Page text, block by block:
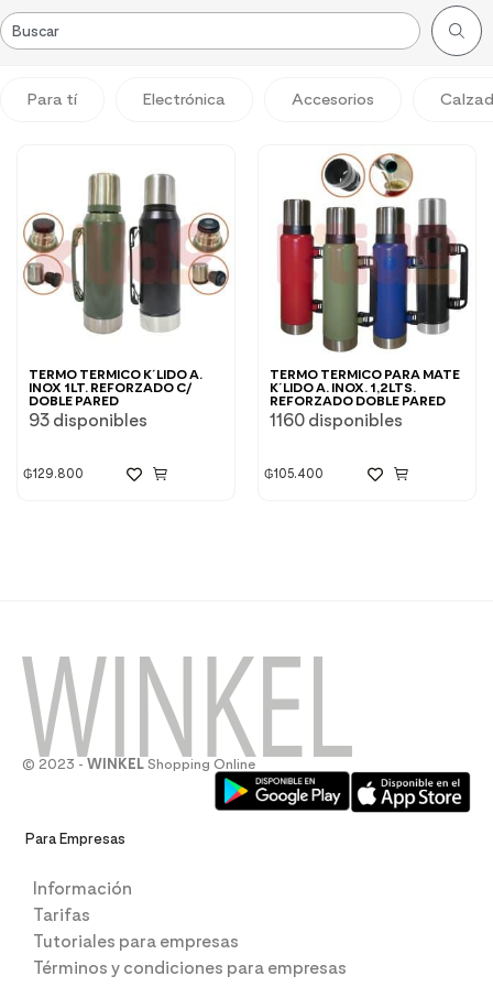
Para tí Electrónica Accesorios
TERMO TERMICO K´LIDO A.
INOX 1LT. REFORZADO C/
DOBLE PARED
93 disponibles
₲129.800
TERMO TERMICO PARA MATE
K´LIDO A. INOX. 1,2LTS.
REFORZADO DOBLE PARED
1160 disponibles
₲105.400
© 2023 - WINKEL Shopping Online
Para Empresas
Información
Tarifas
Tutoriales para empresas
Términos y condiciones para empresas